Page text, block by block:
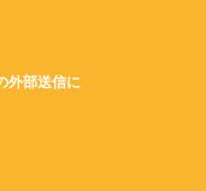
外部送信に